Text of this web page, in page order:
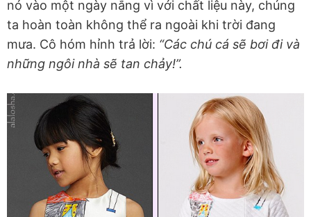
nó vào một ngày nắng vì với chất liệu này, chúng
ta hoàn toàn không thể ra ngoài khi trời đang
mưa. Cô hóm hỉnh trả lời: “Các chú cá sẽ bơi đi và
những ngôi nhà sẽ tan chảy!”.